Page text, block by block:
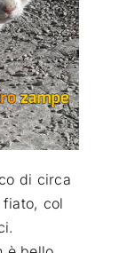
di circa
col
.